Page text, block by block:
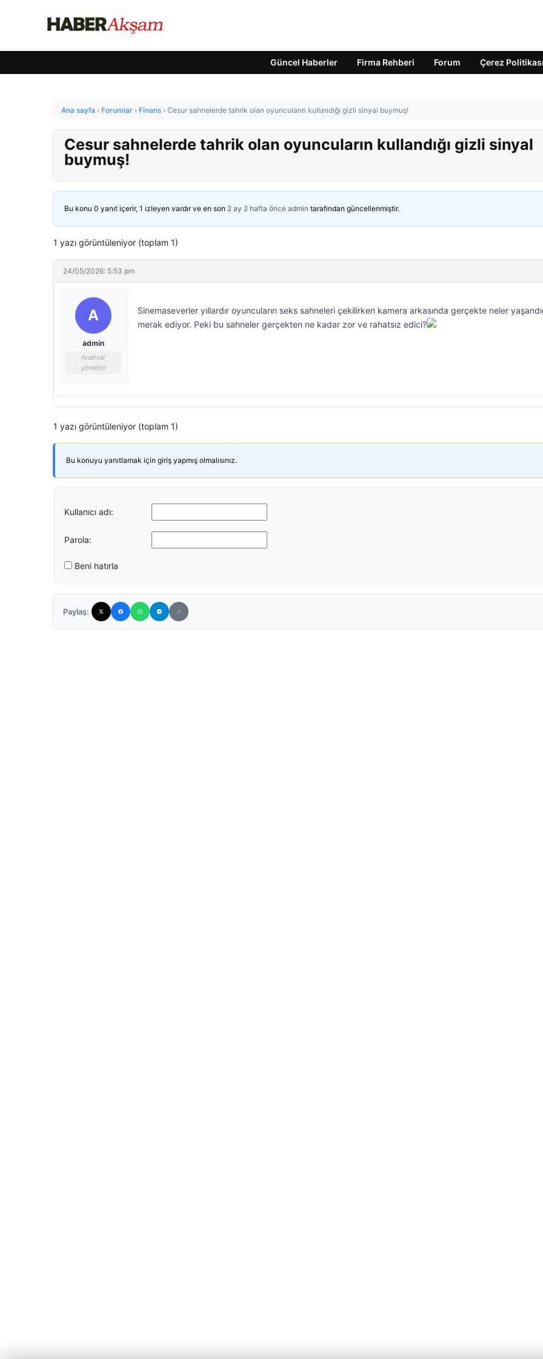
Güncel Haberler Firma Rehberi Forum Çerez Politikası
Ana sayfa › Forumlar › Finans › Cesur sahnelerde tahrik olan oyuncuların kullandığı gizli sinyal buymuş!
Cesur sahnelerde tahrik olan oyuncuların kullandığı gizli sinyal
buymuş!
Bu konu 0 yanıt içerir, 1 izleyen vardır ve en son 2 ay 2 hafta önce admin tarafından güncellenmiştir.
1 yazı görüntüleniyor (toplam 1)
24/05/2026: 5:53 pm
A
admin
Anahtar
yönetici
Sinemaseverler yıllardır oyuncuların seks sahneleri çekilirken kamera arkasında gerçekte neler
merak ediyor. Peki bu sahneler gerçekten ne kadar zor ve rahatsız edici?
1 yazı görüntüleniyor (toplam 1)
Bu konuyu yanıtlamak için giriş yapmış olmalısınız.
Kullanıcı adı:
Parola:
Beni hatırla
Paylaş: